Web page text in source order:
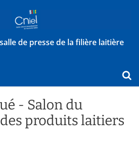
de presse de la filière laitière
- Salon du
produits laitiers